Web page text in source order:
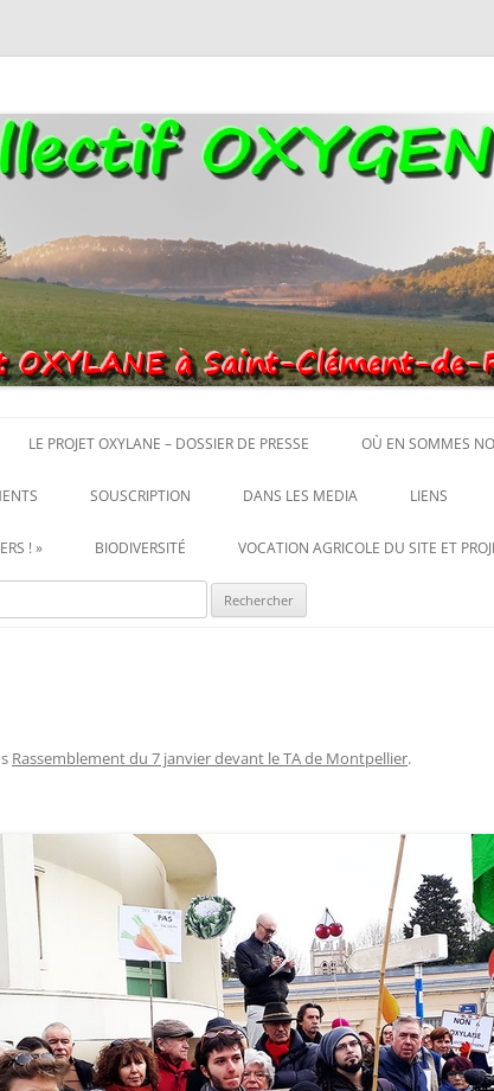
au
LE PROJET OXYLANE – DOSSIER DE PRESSE OÙ EN SOMMES
SOUSCRIPTION DANS LES MEDIA LIENS
! » BIODIVERSITÉ VOCATION AGRICOLE DU SITE ET
:
Rassemblement du 7 janvier devant le TA de Montpellier.